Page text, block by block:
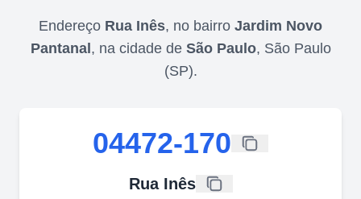
Endereço Rua Inês, no bairro Jardim Novo
Pantanal, na cidade de São Paulo, São Paulo
(SP).
04472-170
Rua Inês